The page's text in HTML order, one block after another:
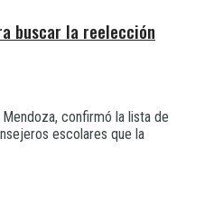
buscar la reelección
confirmó la lista de
escolares que la